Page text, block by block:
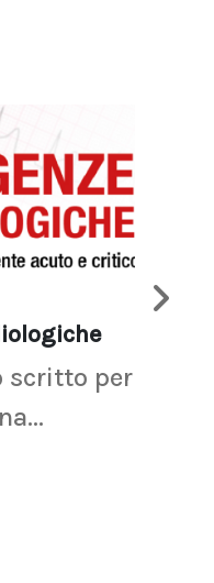
scritto per